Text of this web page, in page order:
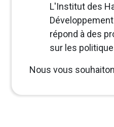
L'Institut des
répond à des
sur les
Nous vous